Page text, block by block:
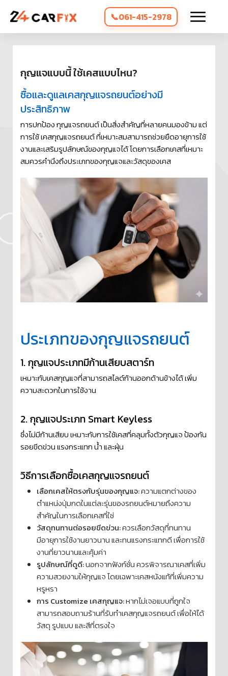
061-415-2978
กุญแจแบบนี้ ใช้เคสแบบไหน?
ซื้อและดูแลเคสกุญแจรถยนต์อย่างมี
ประสิทธิภาพ
การปกป้อง กุญแจรถยนต์ เป็นสิ่งสำคัญที่หลายคนมองข้าม แต่
การใช้ เคสกุญแจรถยนต์ ที่เหมาะสมสามารถช่วยยืดอายุการใช้
งานและเสริมรูปลักษณ์ของกุญแจได้ โดยการเลือกเคสที่เหมาะ
สมควรคำนึงถึงประเภทของกุญแจและวัสดุของเคส
ประเภทของกุญแจรถยนต์
1. กุญแจประเภทมีก้านเสียบสตาร์ท
เหมาะกับเคสกุญแจที่สามารถสไลด์ก้านออกด้านข้างได้ เพิ่ม
ความสะดวกในการใช้งาน
2. กุญแจประเภท Smart Keyless
ซึ่งไม่มีก้านเสียบ เหมาะกับการใช้เคสที่คลุมทั้งตัวกุญแจ ป้องกัน
รอยขีดข่วน แรงกระแทก น้ำ และฝุ่น
วิธีการเลือกซื้อเคสกุญแจรถยนต์
เลือกเคสให้ตรงกับรุ่นของกุญแจ:ความแตกต่างของ
ตำแหน่งปุ่มกดในแต่ละรุ่นของรถยนต์หมายถึงความ
สำคัญในการเลือกเคสที่ใช่
วัสดุทนทานต่อรอยขีดข่วน:ควรเลือกวัสดุที่ทนทาน
มีอายุการใช้งานยาวนาน และทนแรงกระแทกดี เพื่อการใช้
งานที่ยาวนานและคุ้มค่า
รูปลักษณ์ที่ดูดี:นอกจากฟังก์ชั่น ควรพิจารณาเคสที่เพิ่ม
ความสวยงามให้กุญแจ โดยเฉพาะเคสหนังแท้ที่เพิ่มความ
หรูหรา
การ Customize เคสกุญแจ:หากไม่เจอแบบที่ถูกใจ
สามารถสอบถามร้านที่รับทำเคสกุญแจรถยนต์ เพื่อให้ได้
วัสดุ รูปแบบ และสีที่ตรงใจ